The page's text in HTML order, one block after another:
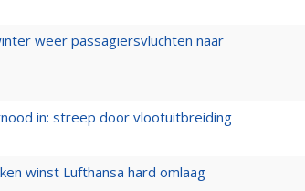
weer passagiersvluchten naar
in: streep door vlootuitbreiding
winst Lufthansa hard omlaag